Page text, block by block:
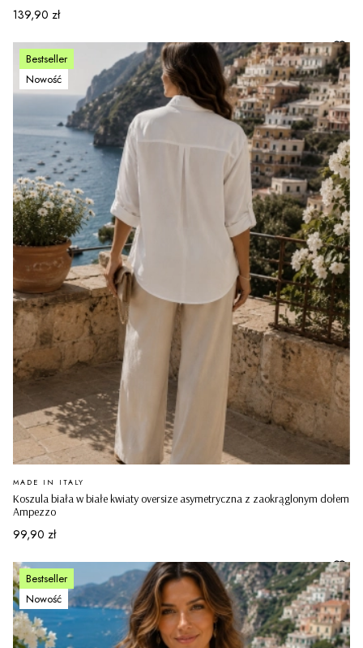
Cena
139,90 zł
Bestseller
Nowość
Koszula biała w białe kwiaty oversize asymetryczna z zaokrąglonym dołem
Ampezzo
PRODUCENT
MADE IN ITALY
Cena
99,90 zł
Bestseller
Nowość